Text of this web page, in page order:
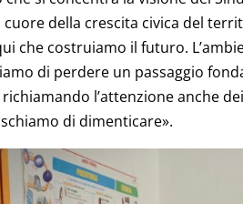
cuore della crescita civica del
che costruiamo il futuro.
di perdere un passaggio
l’attenzione anche
di dimenticare».